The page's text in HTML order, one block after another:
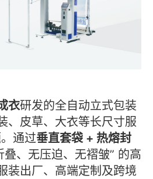
衣研发的全自动立式包装
、皮草、大衣等长尺寸服
通过垂直套袋 + 热熔封
叠、无压迫、无褶皱” 的高
装出厂、高端定制及跨境